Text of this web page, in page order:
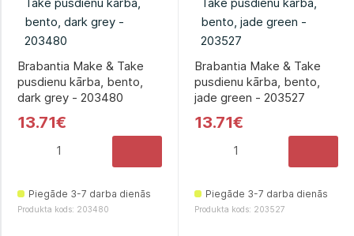
Brabantia Make & Take
pusdienu kārba, bento,
dark grey - 203480
13.71€
Piegāde 3-7 darba dienās
Produkta kods: 203480
Brabantia Make & Take
pusdienu kārba, bento,
jade green - 203527
13.71€
Piegāde 3-7 darba dienās
Produkta kods: 203527